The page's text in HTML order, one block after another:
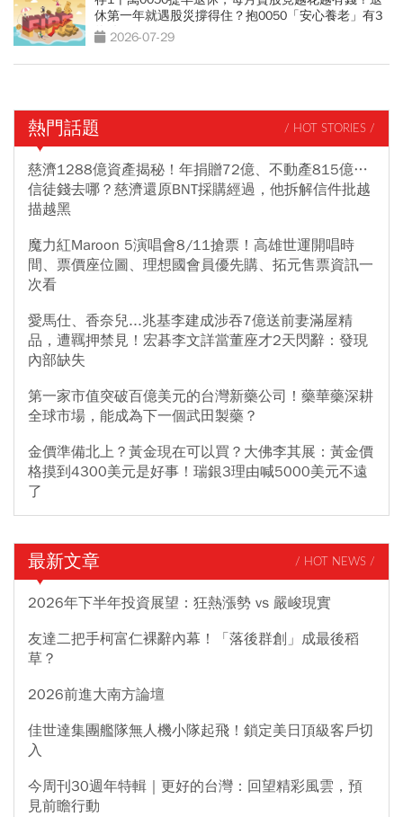
休第一年就遇股災撐得住？抱0050「安心養老」有3
條件2026-07-29
熱門話題 / HOT STORIES /
慈濟1288億資產揭秘！年捐贈72億、不動產815億…
信徒錢去哪？慈濟還原BNT採購經過，他拆解信件批越
描越黑
魔力紅Maroon 5演唱會8/11搶票！高雄世運開唱時
間、票價座位圖、理想國會員優先購、拓元售票資訊一
次看
愛馬仕、香奈兒...兆基李建成涉吞7億送前妻滿屋精
品，遭羈押禁見！宏碁李文詳當董座才2天閃辭：發現
內部缺失
第一家市值突破百億美元的台灣新藥公司！藥華藥深耕
全球市場，能成為下一個武田製藥？
金價準備北上？黃金現在可以買？大佛李其展：黃金價
格摸到4300美元是好事！瑞銀3理由喊5000美元不遠
了
最新文章 / HOT NEWS /
2026年下半年投資展望：狂熱漲勢 vs 嚴峻現實
友達二把手柯富仁裸辭內幕！「落後群創」成最後稻
草？
2026前進大南方論壇
佳世達集團艦隊無人機小隊起飛！鎖定美日頂級客戶切
入
今周刊30週年特輯｜更好的台灣：回望精彩風雲，預
見前瞻行動